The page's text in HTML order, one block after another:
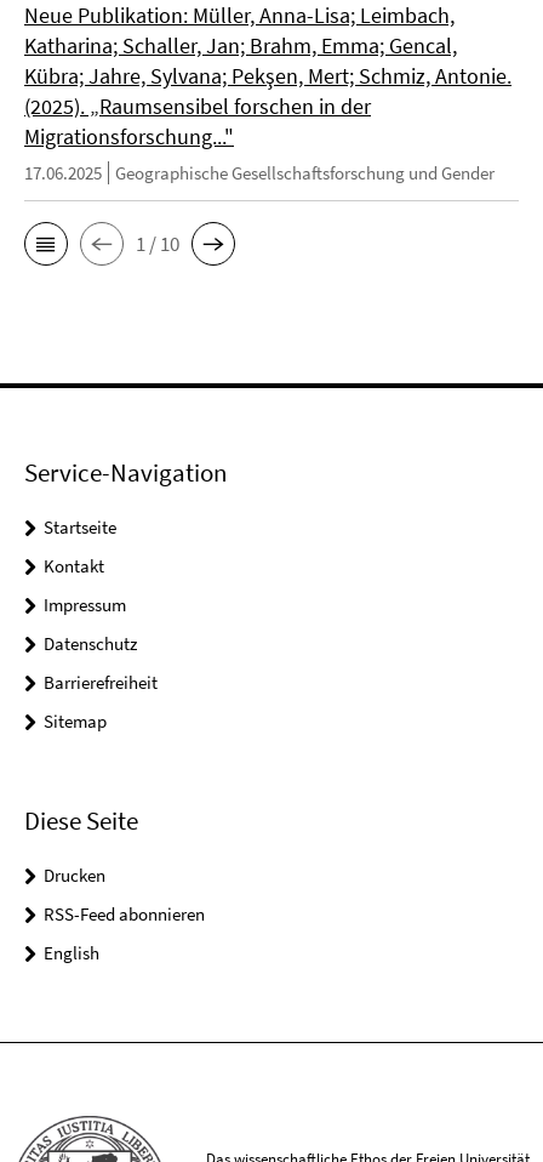
Neue Publikation: Müller, Anna-Lisa; Leimbach,
Katharina; Schaller, Jan; Brahm, Emma; Gencal,
Kübra; Jahre, Sylvana; Pekşen, Mert; Schmiz, Antonie.
(2025). „Raumsensibel forschen in der
Migrationsforschung..."
17.06.2025 Geographische Gesellschaftsforschung und Gender
1 / 10
Service-Navigation
Startseite
Kontakt
Impressum
Datenschutz
Barrierefreiheit
Sitemap
Diese Seite
Drucken
RSS-Feed abonnieren
English